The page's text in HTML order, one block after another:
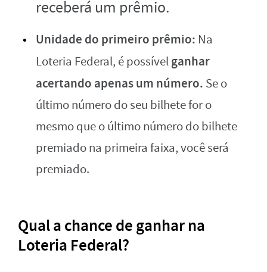
receberá um prêmio.
Unidade do primeiro prêmio: Na
Loteria Federal, é possívelganhar
acertando apenas um número. Se o
último número do seu bilhete for o
mesmo que o último número do bilhete
premiado na primeira faixa, você será
premiado.
Qual a chance de ganhar na
Loteria Federal?